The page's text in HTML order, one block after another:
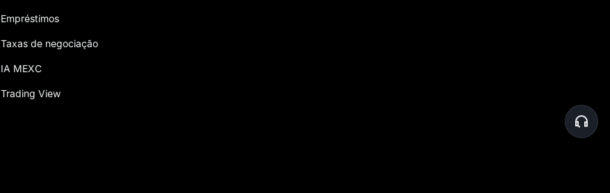
Empréstimos
Taxas de negociação
IA MEXC
Trading View